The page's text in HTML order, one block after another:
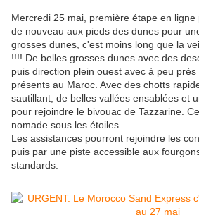
Mercredi 25 mai, première étape en
de nouveau aux pieds des dunes pour
grosses dunes, c'est moins long que la
!!!! De belles grosses dunes avec des
puis direction plein ouest avec à peu
présents au Maroc. Avec des chotts
sautillant, de belles vallées ensablées et
pour rejoindre le bivouac de Tazzarine.
nomade sous les étoiles.
Les assistances pourront rejoindre les
puis par une piste accessible aux
standards.